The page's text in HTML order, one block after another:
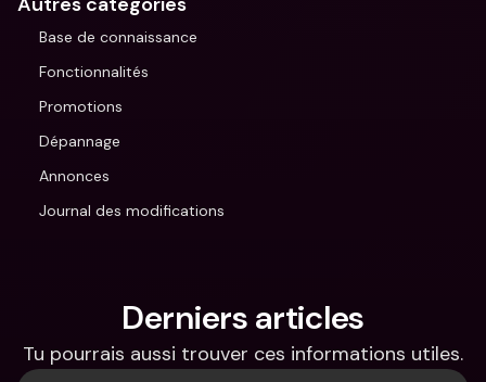
Base de connaissance
Fonctionnalités
Promotions
Dépannage
Annonces
Journal des modifications
Derniers articles
Tu pourrais aussi trouver ces informations utiles.